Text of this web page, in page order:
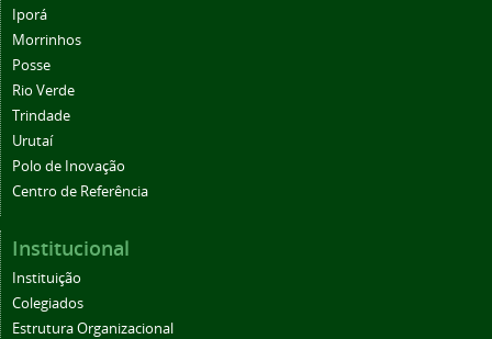
Iporá
Morrinhos
Posse
Rio Verde
Trindade
Urutaí
Polo de Inovação
Centro de Referência
Institucional
Instituição
Colegiados
Estrutura Organizacional